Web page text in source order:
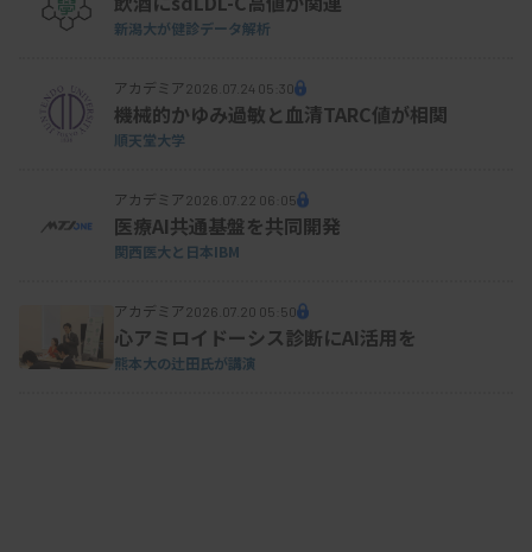
新潟大が健診データ解析
アカデミア 2026.07.24 05:30
機械的かゆみ過敏と血清TARC値が相関
順天堂大学
アカデミア 2026.07.22 06:05
医療AI共通基盤を共同開発
関西医大と日本IBM
アカデミア 2026.07.20 05:50
心アミロイドーシス診断にAI活用を
熊本大の辻田氏が講演